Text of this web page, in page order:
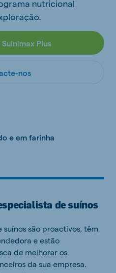
nutricional
Plus
nos
e em farinha
de suínos
suínos são proactivos, têm
e estão
de melhorar os
da sua empresa.